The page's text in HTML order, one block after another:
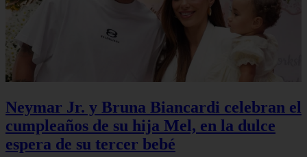
Neymar Jr. y Bruna Biancardi celebran el
cumpleaños de su hija Mel, en la dulce
espera de su tercer bebé